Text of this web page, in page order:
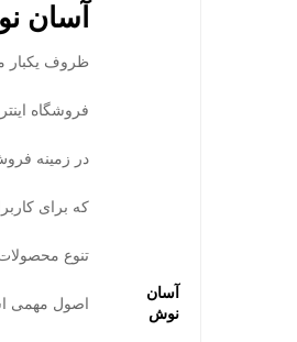
آسان
نوش
آسان
ظروف
فروشگاه اینترنتی پیشگامان 24
در زمینه
که برای
تنوع
اصول مهمی است که پیشگامان 24 از